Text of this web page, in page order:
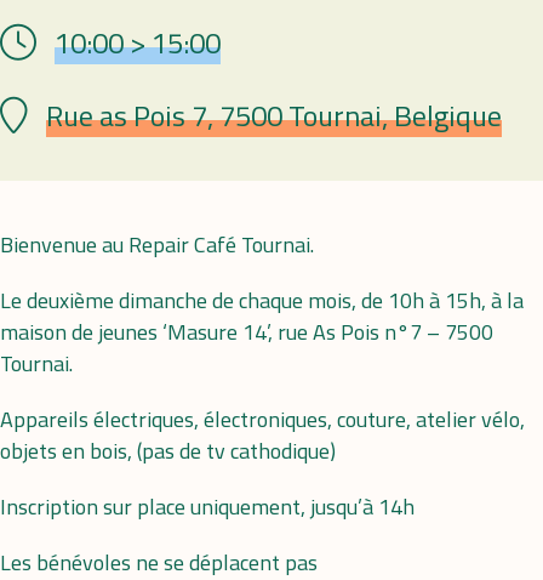
Hour 10:00 > 15:00
Lieu Rue as Pois 7, 7500 Tournai, Belgique
Bienvenue au Repair Café Tournai.
Le deuxième dimanche de chaque mois, de 10h à 15h, à la
maison de jeunes ‘Masure 14’, rue As Pois n°7 – 7500
Tournai.
Appareils électriques, électroniques, couture, atelier vélo,
objets en bois, (pas de tv cathodique)
Inscription sur place uniquement, jusqu’à 14h
Les bénévoles ne se déplacent pas